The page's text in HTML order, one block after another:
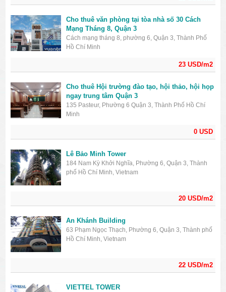
23 USD/m2
Cho thuê văn phòng tại tòa nhà số 30 Cách
Mạng Tháng 8, Quận 3
Cách mạng tháng 8, phường 6, Quận 3, Thành Phố
Hồ Chí Minh
0 USD
Cho thuê Hội trường đào tạo, hội thảo, hội họp
ngay trung tâm Quận 3
135 Pasteur, Phường 6 Quận 3, Thành Phố Hồ Chí
Minh
20 USD/m2
Lê Bảo Minh Tower
184 Nam Kỳ Khởi Nghĩa, Phường 6, Quận 3, Thành
phố Hồ Chí Minh, Vietnam
22 USD/m2
An Khánh Building
63 Phạm Ngọc Thạch, Phường 6, Quận 3, Thành phố
Hồ Chí Minh, Vietnam
VIETTEL TOWER